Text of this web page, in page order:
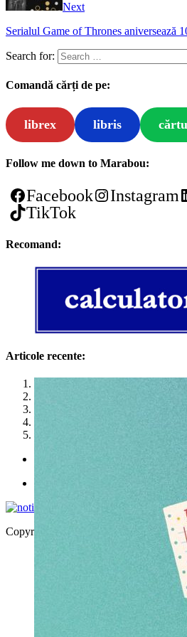
Next
Serialul Game of Thrones aniversează
Search for:
Comandă cărți de pe:
librex libris
Follow me down to Marabou:
Facebook Instagram
TikTok
Recomand:
Articole recente:
Politica de utilizare cookies
Copyright © 2026 | WordPress Theme